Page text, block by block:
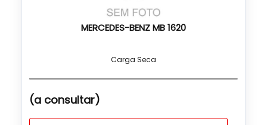
MERCEDES-BENZ MB 1620
Carga Seca
(a consultar)